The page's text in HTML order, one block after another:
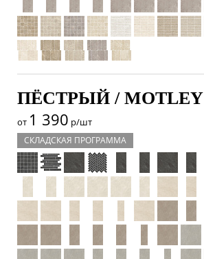
ПЁСТРЫЙ / MOTLEY
от 1 390 р/шт
СКЛАДСКАЯ ПРОГРАММА